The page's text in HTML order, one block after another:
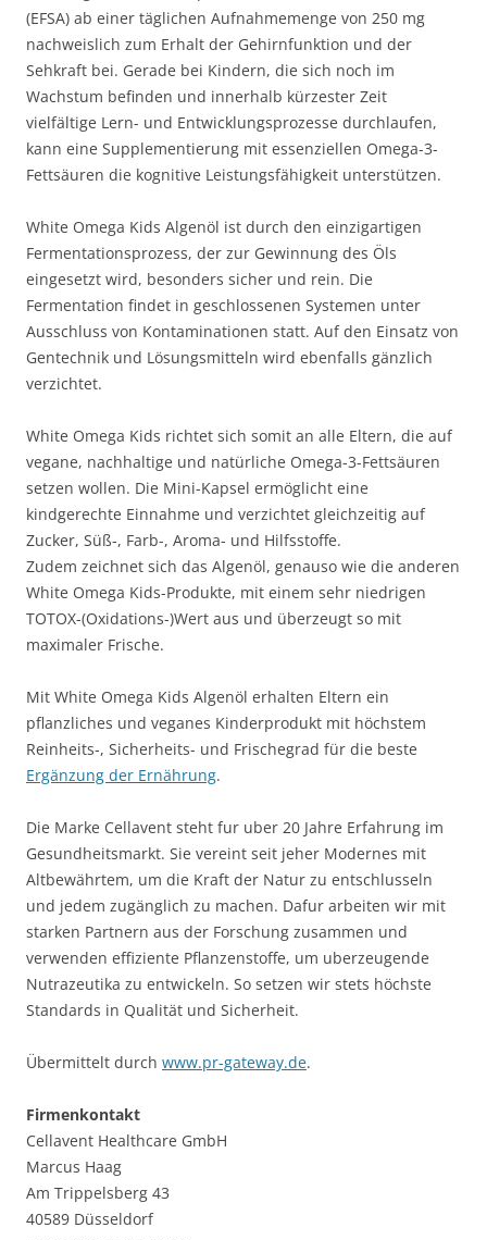
(EFSA) ab einer täglichen Aufnahmemenge von 250 mg
nachweislich zum Erhalt der Gehirnfunktion und der
Sehkraft bei. Gerade bei Kindern, die sich noch im
Wachstum befinden und innerhalb kürzester Zeit
vielfältige Lern- und Entwicklungsprozesse durchlaufen,
kann eine Supplementierung mit essenziellen Omega-3-
Fettsäuren die kognitive Leistungsfähigkeit unterstützen.
White Omega Kids Algenöl ist durch den einzigartigen
Fermentationsprozess, der zur Gewinnung des Öls
eingesetzt wird, besonders sicher und rein. Die
Fermentation findet in geschlossenen Systemen unter
Ausschluss von Kontaminationen statt. Auf den Einsatz von
Gentechnik und Lösungsmitteln wird ebenfalls gänzlich
verzichtet.
White Omega Kids richtet sich somit an alle Eltern, die auf
vegane, nachhaltige und natürliche Omega-3-Fettsäuren
setzen wollen. Die Mini-Kapsel ermöglicht eine
kindgerechte Einnahme und verzichtet gleichzeitig auf
Zucker, Süß-, Farb-, Aroma- und Hilfsstoffe.
Zudem zeichnet sich das Algenöl, genauso wie die anderen
White Omega Kids-Produkte, mit einem sehr niedrigen
TOTOX-(Oxidations-)Wert aus und überzeugt so mit
maximaler Frische.
Mit White Omega Kids Algenöl erhalten Eltern ein
pflanzliches und veganes Kinderprodukt mit höchstem
Reinheits-, Sicherheits- und Frischegrad für die beste
Ergänzung der Ernährung.
Die Marke Cellavent steht fur uber 20 Jahre Erfahrung im
Gesundheitsmarkt. Sie vereint seit jeher Modernes mit
Altbewährtem, um die Kraft der Natur zu entschlusseln
und jedem zugänglich zu machen. Dafur arbeiten wir mit
starken Partnern aus der Forschung zusammen und
verwenden effiziente Pflanzenstoffe, um uberzeugende
Nutrazeutika zu entwickeln. So setzen wir stets höchste
Standards in Qualität und Sicherheit.
Übermittelt durch www.pr-gateway.de.
Firmenkontakt
Cellavent Healthcare GmbH
Marcus Haag
Am Trippelsberg 43
40589 Düsseldorf